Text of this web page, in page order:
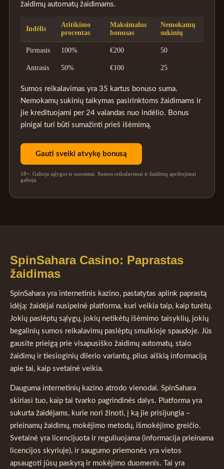
žaidimų automatų žaidimams.
Indėlis
Atitikimo
procentas
Maksimalus
bonusas
Nemokamų
sukinių
Pirmasis 100% €200 50
Antrasis 50% €100 25
Sumos reikalavimas yra 35 kartus bonuso suma.
Nemokamų sukinių taikymas pasirinktoms žaidimams ir
jie kredituojami per 24 valandas nuo indėlio. Bonus
pinigai turi būti sumažinti prieš išėmimą.
Gauti sveiki atvykę bonusą
18+. Galioja sąlygos ir nuostatai. Sumos reikalavimai ir žaidimų apribojimai
galioja.
SpinSahara Casino: Paprastas
žaidimas
SpinSahara yra internetinis kazino, pastatytas aplink paprastą
idėją: žaidėjai nusipelnė platforma, kuri veikia taip, kaip turėtų.
Jokių paslėptų sąlygų, jokių netikėtų išėmimo taisyklių, jokių
begalinių sumos reikalavimų paslėptų smulkioje spaudoje. Jūs
gausite prieigą prie visapusiško žaidimų automatų, stalo
žaidimų ir tiesioginių dilerio variantų, plius aiškią informaciją
apie tai, kaip svetainė veikia.
Dauguma internetinių kazino atrodo vienodai. SpinSahara
skiriasi tuo, kaip tai tvarko pagrindinės dalys. Platforma yra
sukurta žaidėjams, kurie nori žinoti, į ką jie prisijungia –
prieinamų žaidimų, mokėjimo metodų, išmokėjimo greičio.
Svetainė yra licencijuota ir reguliuojama (informacija prieinama
licencijos skyriuje), ir saugumo priemonės yra vietos
apsaugoti jūsų paskyrą ir mokėjimo duomenis. Tai yra